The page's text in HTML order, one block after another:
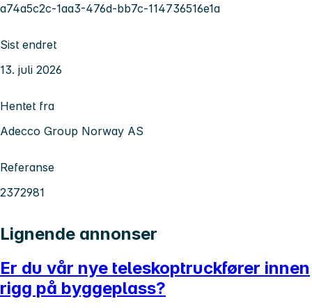
a74a5c2c-1aa3-476d-bb7c-114736516e1a
Sist endret
13. juli 2026
Hentet fra
Adecco Group Norway AS
Referanse
2372981
Lignende annonser
Er du vår nye teleskoptruckfører innen
rigg på byggeplass?